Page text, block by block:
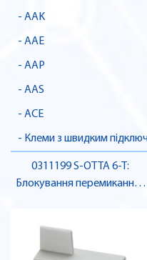
- AAK
- AAE
- AAP
- AAS
- ACE
- Клеми з швидким
0311199 S-OTTA 6-T:
Блокування перемикання ,